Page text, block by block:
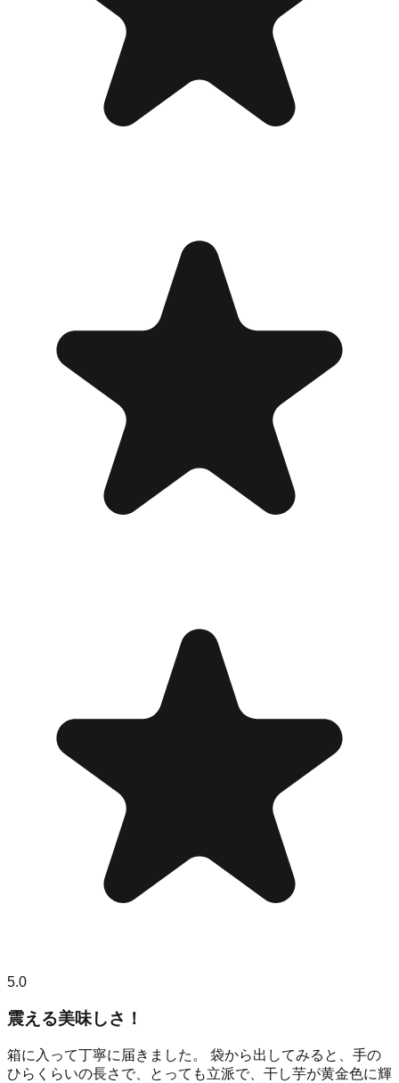
5.0
震える美味しさ！
箱に入って丁寧に届きました。 袋から出してみると、手の
ひらくらいの長さで、とっても立派で、干し芋が黄金色に輝